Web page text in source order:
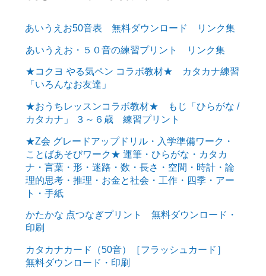
あいうえお50音表 無料ダウンロード リンク集
あいうえお・５０音の練習プリント リンク集
★コクヨ やる気ペン コラボ教材★ カタカナ練習
「いろんなお友達」
★おうちレッスンコラボ教材★ もじ「ひらがな /
カタカナ」 ３～６歳 練習プリント
★Z会 グレードアップドリル・入学準備ワーク・
ことばあそびワーク★ 運筆・ひらがな・カタカ
ナ・言葉・形・迷路・数・長さ・空間・時計・論
理的思考・推理・お金と社会・工作・四季・アー
ト・手紙
かたかな 点つなぎプリント 無料ダウンロード・
印刷
カタカナカード（50音）［フラッシュカード］
無料ダウンロード・印刷